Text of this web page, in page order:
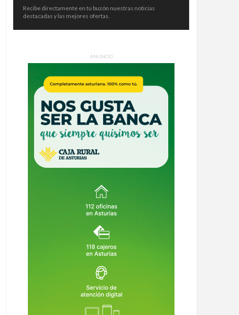
Madrid se ilumina con la música de
Ennio Morricone: un concierto
entre miles de velas en el Ateneo
Recibe directamente en tu buzón nuestras noticias
destacadas y las mejores ofertas.
ANUNCIO